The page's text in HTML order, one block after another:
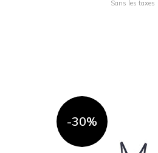
Sans les taxes
-30%